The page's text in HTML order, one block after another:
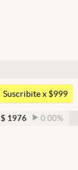
Argentina
Suscribite x $999
0.00% DÓLAR